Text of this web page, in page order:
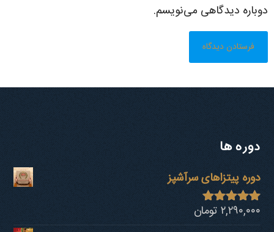
دوباره دیدگاهی می‌نویسم.
دوره ها
دوره پیتزاهای سرآشپز
نمره4.94
از 5
۲,۲۹۰,۰۰۰ تومان